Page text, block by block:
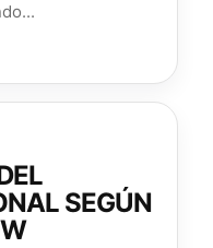
SEGÚN